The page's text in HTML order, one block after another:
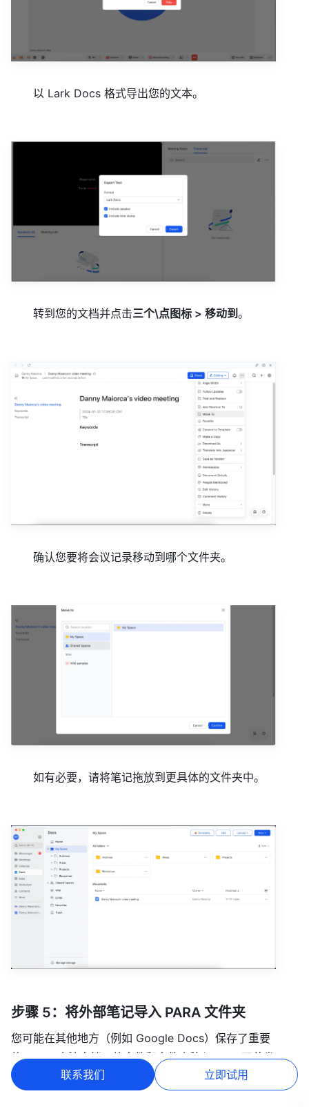
以 Lark Docs 格式导出您的文本。
转到您的文档并点击三个\点图标 > 移动到。
确认您要将会议记录移动到哪个文件夹。
如有必要，请将笔记拖放到更具体的文件夹中。
步骤 5：将外部笔记导入 PARA 文件夹
您可能在其他地方（例如 Google Docs）保存了重要
的 PARA 方法文档。将文件和文件夹移入 Lark 可节省
时间并简化访问。
联系我们 立即试用